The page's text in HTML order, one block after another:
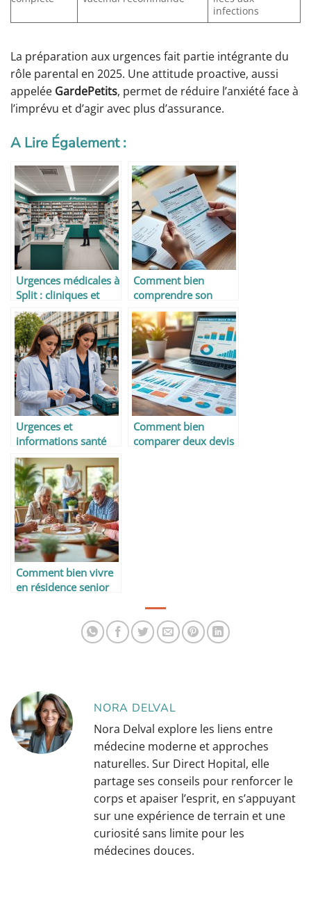
infections
La préparation aux urgences fait partie intégrante du
rôle parental en 2025. Une attitude proactive, aussi
appelée GardePetits, permet de réduire l’anxiété face à
l’imprévu et d’agir avec plus d’assurance.
A Lire Également :
Urgences médicales à
Split : cliniques et
hôpitaux utiles aux
voyageurs
Comment bien
comprendre son
ordonnance
Urgences et
informations santé
pour voyageurs
responsables à Paris
Comment bien
comparer deux devis
Comment bien vivre
en résidence senior
NORA DELVAL
Nora Delval explore les liens entre
médecine moderne et approches
naturelles. Sur Direct Hopital, elle
partage ses conseils pour renforcer le
corps et apaiser l’esprit, en s’appuyant
sur une expérience de terrain et une
curiosité sans limite pour les
médecines douces.